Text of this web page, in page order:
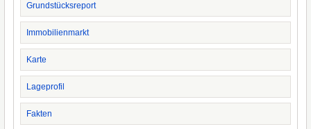
Grundstücksreport
Immobilienmarkt
Karte
Lageprofil
Fakten